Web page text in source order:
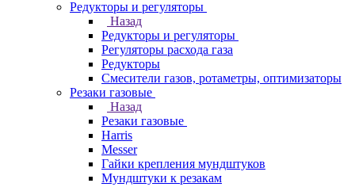
Редукторы и регуляторы
Назад
Редукторы и регуляторы
Регуляторы расхода газа
Редукторы
Смесители газов, ротаметры, оптимизаторы
Резаки газовые
Назад
Резаки газовые
Harris
Messer
Гайки крепления мундштуков
Мундштуки к резакам